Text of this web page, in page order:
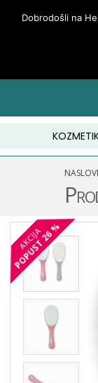
AKCIJA
POPUST
26 %
Dobrodošli na